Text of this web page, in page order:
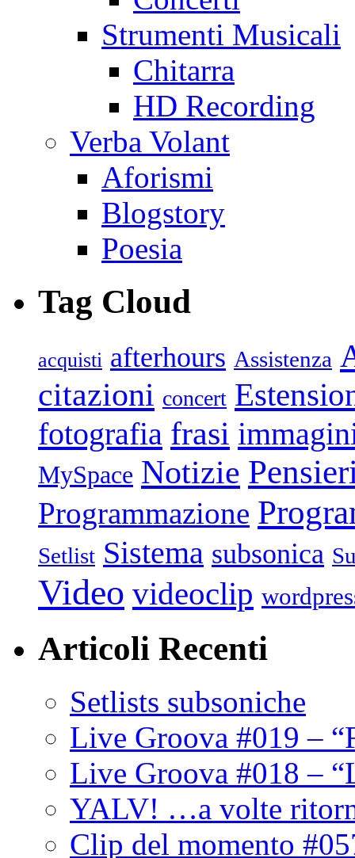
Strumenti Musicali
Chitarra
HD Recording
Verba Volant
Aforismi
Blogstory
Poesia
Tag Cloud
acquisti afterhours Assistenza
citazioni concert
fotografia frasi
MySpace Notizie
Programmazione
Setlist Sistema subsonica
Video videoclip
Articoli Recenti
Setlists subsoniche
Live Groova #019 –
Live Groova #018 –
YALV! …a volte
Clip del momento